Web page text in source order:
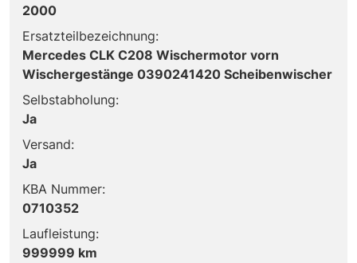
2000
Ersatzteilbezeichnung:
Mercedes CLK C208 Wischermotor vorn
Wischergestänge 0390241420 Scheibenwischer
Selbstabholung:
Ja
Versand:
Ja
KBA Nummer:
0710352
Laufleistung:
999999 km